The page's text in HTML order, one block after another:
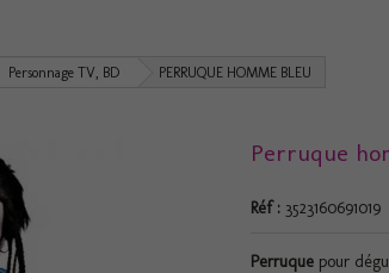
Personnage TV, BD PERRUQUE HOMME BLEU
Perruque
Réf : 3523160691019
Perruque pour